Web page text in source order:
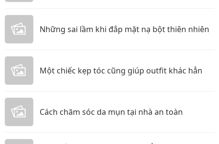
Những sai lầm khi đắp mặt nạ bột thiên nhiên
Một chiếc kẹp tóc cũng giúp outfit khác hẳn
Cách chăm sóc da mụn tại nhà an toàn